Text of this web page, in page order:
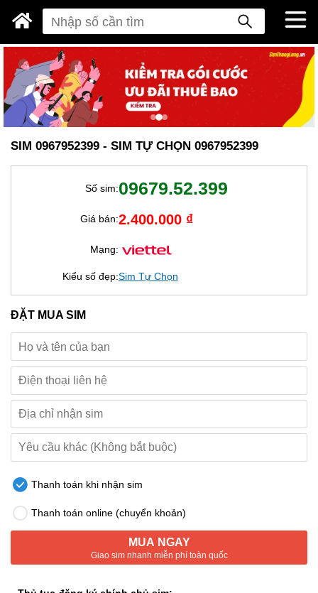
SIM 0967952399 - SIM TỰ CHỌN 0967952399
Số sim:09679.52.399
Giá bán:2.400.000 ₫
Mạng:
Kiểu số đẹp:Sim Tự Chọn
ĐẶT MUA SIM
Thanh toán khi nhận sim
Thanh toán online (chuyển khoản)
MUA NGAY
Giao sim nhanh miễn phí toàn quốc